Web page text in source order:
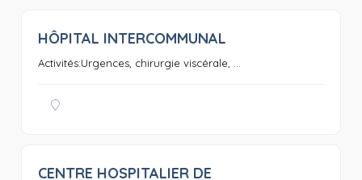
HÔPITAL INTERCOMMUNAL
Activités:Urgences, chirurgie viscérale, ...
CENTRE HOSPITALIER DE